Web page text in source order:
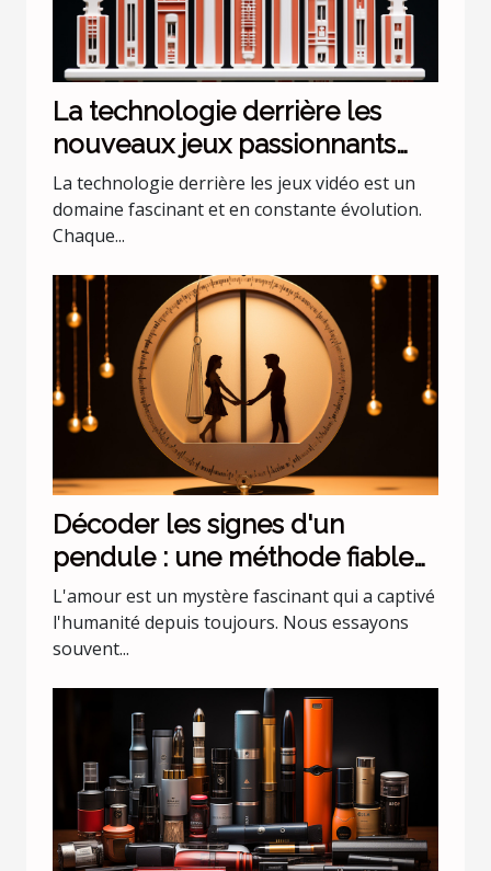
La technologie derrière les
nouveaux jeux passionnants
sur Nintendo Switch en
octobre
La technologie derrière les jeux vidéo est un
domaine fascinant et en constante évolution.
Chaque...
Décoder les signes d'un
pendule : une méthode fiable
pour comprendre l'amour ?
L'amour est un mystère fascinant qui a captivé
l'humanité depuis toujours. Nous essayons
souvent...